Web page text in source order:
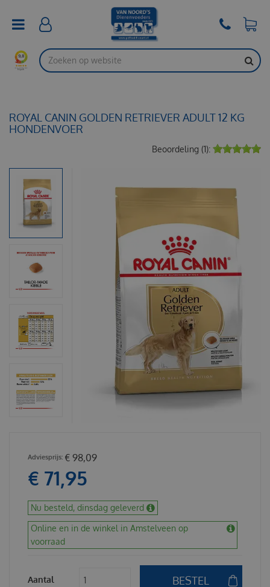
ROYAL CANIN GOLDEN RETRIEVER ADULT 12 KG
HONDENVOER
€ 98,09
€ 71,95
Nu besteld, dinsdag geleverd
Online en in de winkel in Amstelveen op
voorraad
Aantal
Beoordeling (1):